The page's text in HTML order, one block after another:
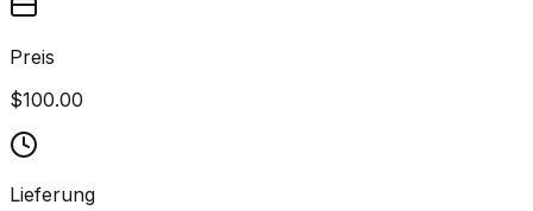
Preis
$100.00
Lieferung